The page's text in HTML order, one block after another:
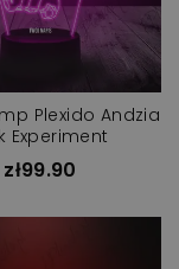
Plexido Andzia
Experiment
zł99.90